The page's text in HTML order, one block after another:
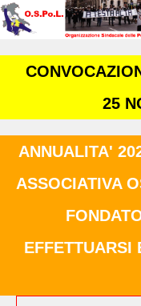
25
ANNUALITA'
ASSOCIATIVA
EFFETTUARSI